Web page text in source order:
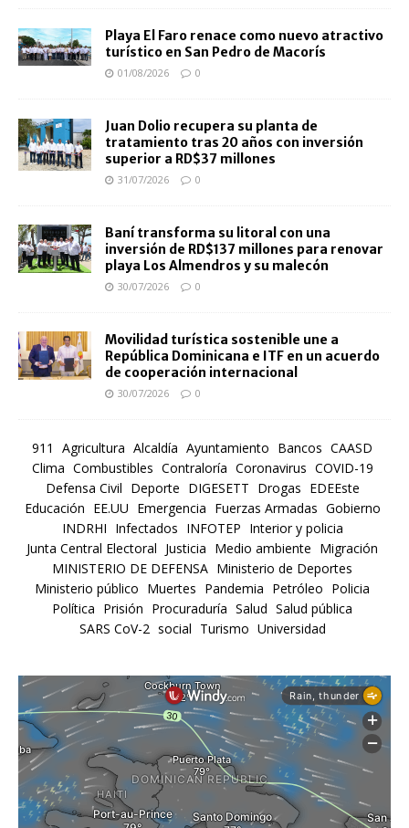
Playa El Faro renace como nuevo atractivo
turístico en San Pedro de Macorís
01/08/2026 0
Juan Dolio recupera su planta de
tratamiento tras 20 años con inversión
superior a RD$37 millones
31/07/2026 0
Baní transforma su litoral con una
inversión de RD$137 millones para renovar
playa Los Almendros y su malecón
30/07/2026 0
Movilidad turística sostenible une a
República Dominicana e ITF en un acuerdo
de cooperación internacional
30/07/2026 0
911 Agricultura Alcaldía Ayuntamiento Bancos CAASD
Clima Combustibles Contraloría Coronavirus COVID-19
Defensa Civil Deporte DIGESETT Drogas EDEEste
Educación EE.UU Emergencia Fuerzas Armadas Gobierno
INDRHI Infectados INFOTEP Interior y policia
Junta Central Electoral Justicia Medio ambiente Migración
MINISTERIO DE DEFENSA Ministerio de Deportes
Ministerio público Muertes Pandemia Petróleo Policia
Política Prisión Procuraduría Salud Salud pública
SARS CoV-2 social Turismo Universidad